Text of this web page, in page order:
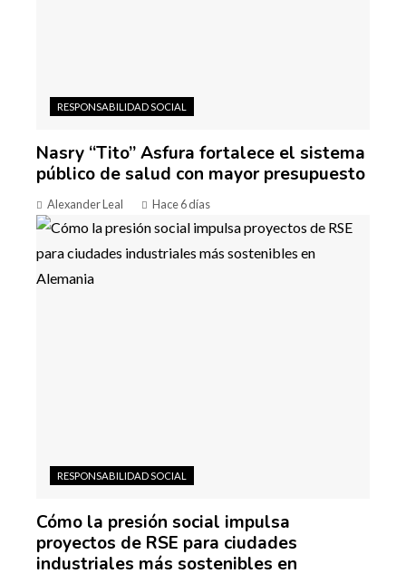
RESPONSABILIDAD SOCIAL
Nasry “Tito” Asfura fortalece el sistema
público de salud con mayor presupuesto
Alexander Leal Hace 6 días
RESPONSABILIDAD SOCIAL
Cómo la presión social impulsa
proyectos de RSE para ciudades
industriales más sostenibles en